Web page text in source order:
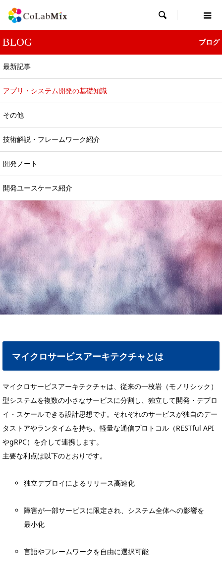

BLOG ブログ
最新記事
アプリ・システム開発の基礎知識
その他
技術解説・フレームワーク紹介
開発ノート
開発ユースケース紹介
アプリ・システム開発の基礎知識
マイクロサービス基礎知識：設計から運用まで
抑えるべき技術ポイント徹底ガイド
マイクロサービスアーキテクチャとは
マイクロサービスアーキテクチャは、従来の一枚岩（モノリシック）
型システムを複数の小さなサービスに分割し、独立して開発・デプロ
イ・スケールできる設計思想です。それぞれのサービスが独自のデー
タストアやランタイムを持ち、軽量な通信プロトコル（RESTful API
やgRPC）を介して連携します。
主要な利点は以下のとおりです。
独立デプロイによるリリース高速化
障害が一部サービスに限定され、システム全体への影響を
最小化
言語やフレームワークを自由に選択可能